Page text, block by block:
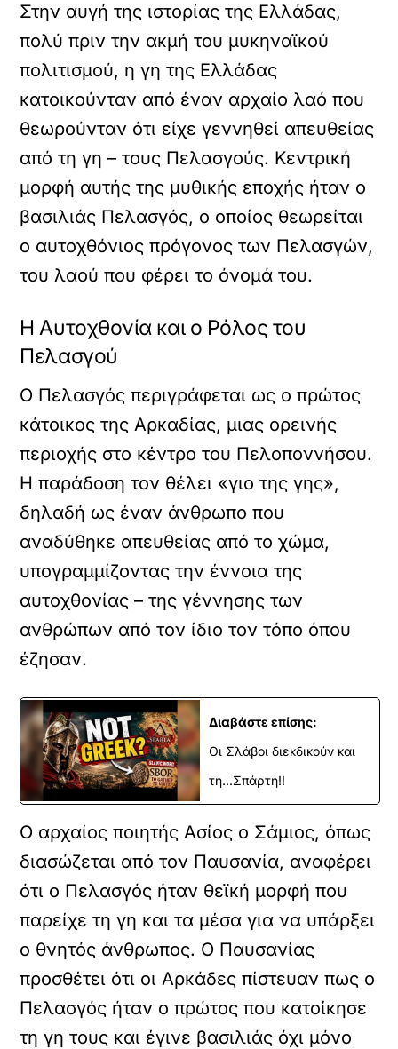
Στην αυγή της ιστορίας της Ελλάδας,
πολύ πριν την ακμή του μυκηναϊκού
πολιτισμού, η γη της Ελλάδας
κατοικούνταν από έναν αρχαίο λαό που
θεωρούνταν ότι είχε γεννηθεί απευθείας
από τη γη – τους Πελασγούς. Κεντρική
μορφή αυτής της μυθικής εποχής ήταν ο
βασιλιάς Πελασγός, ο οποίος θεωρείται
ο αυτοχθόνιος πρόγονος των Πελασγών,
του λαού που φέρει το όνομά του.
Η Αυτοχθονία και ο Ρόλος του
Πελασγού
Ο Πελασγός περιγράφεται ως ο πρώτος
κάτοικος της Αρκαδίας, μιας ορεινής
περιοχής στο κέντρο του Πελοποννήσου.
Η παράδοση τον θέλει «γιο της γης»,
δηλαδή ως έναν άνθρωπο που
αναδύθηκε απευθείας από το χώμα,
υπογραμμίζοντας την έννοια της
αυτοχθονίας – της γέννησης των
ανθρώπων από τον ίδιο τον τόπο όπου
έζησαν.
Διαβάστε επίσης:
Οι Σλάβοι διεκδικούν και
τη...Σπάρτη!!
Ο αρχαίος ποιητής Ασίος ο Σάμιος, όπως
διασώζεται από τον Παυσανία, αναφέρει
ότι ο Πελασγός ήταν θεϊκή μορφή που
παρείχε τη γη και τα μέσα για να υπάρξει
ο θνητός άνθρωπος. Ο Παυσανίας
προσθέτει ότι οι Αρκάδες πίστευαν πως ο
Πελασγός ήταν ο πρώτος που κατοίκησε
τη γη τους και έγινε βασιλιάς όχι μόνο